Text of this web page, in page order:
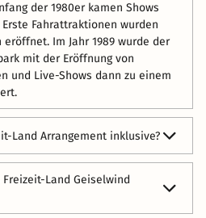
der 1980er kamen Shows
Fahrattraktionen wurden
Im Jahr 1989 wurde der
mit der Eröffnung von
und Live-Shows dann zu einem
Land Arrangement inklusive?
in einem Hotel in der
Arrangements inklusive
Land Geiselwind